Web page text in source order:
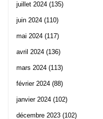
juillet 2024 (135)
juin 2024 (110)
mai 2024 (117)
avril 2024 (136)
mars 2024 (113)
février 2024 (88)
janvier 2024 (102)
décembre 2023 (102)